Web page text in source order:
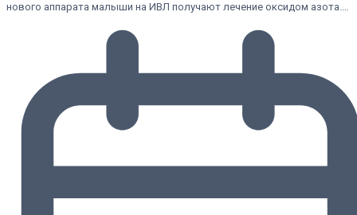
нового аппарата малыши на ИВЛ получают лечение оксидом азота.…